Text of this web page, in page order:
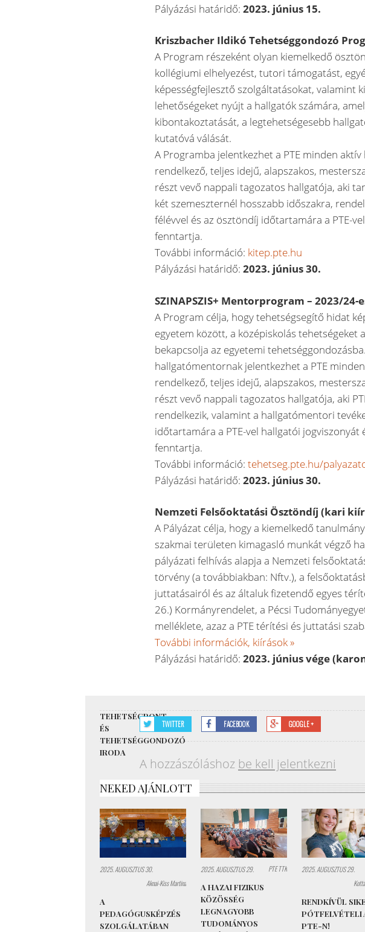
Pályázási határidő:2023. június 15.
Kriszbacher Ildikó Tehetséggondozó
A Program részeként olyan kiemelkedő
kollégiumi elhelyezést, tutori támogatást,
képességfejlesztő szolgáltatásokat, valamint
lehetőségeket nyújt a hallgatók számára,
kibontakoztatását, a legtehetségesebb
kutatóvá válását.
A Programba jelentkezhet a PTE minden
rendelkező, teljes idejű, alapszakos,
részt vevő nappali tagozatos hallgatója, aki
két szemeszternél hosszabb időszakra,
félévvel és az ösztöndíj időtartamára a PTE-
fenntartja.
További információ: kitep.pte.hu
Pályázási határidő:2023. június 30.
SZINAPSZIS+ Mentorprogram – 2023/24-
A Program célja, hogy tehetségsegítő hidat
egyetem között, a középiskolás tehetségeket
bekapcsolja az egyetemi
hallgatómentornak jelentkezhet a PTE
rendelkező, teljes idejű, alapszakos,
részt vevő nappali tagozatos hallgatója, aki
rendelkezik, valamint a hallgatómentori
időtartamára a PTE-vel hallgatói jogviszonyát
fenntartja.
További információ:tehetseg.pte.hu/
Pályázási határidő:2023. június 30.
Nemzeti Felsőoktatási Ösztöndíj (kari
A Pályázat célja, hogy a kiemelkedő
szakmai területen kimagasló munkát végző
pályázati felhívás alapja a Nemzeti
törvény (a továbbiakban: Nftv.), a
juttatásairól és az általuk fizetendő egyes
26.) Kormányrendelet, a Pécsi
melléklete, azaz a PTE térítési és juttatási
További információk, kiírások »
Pályázási határidő: 2023. június vége
TEHETSÉGPONT
ÉS
TEHETSÉGGONDOZÓ
IRODA
TWITTER FACEBOOK GOOGLE +
A hozzászóláshoz be kell jelentkezni
NEKED AJÁNLOTT
2025. AUGUSZTUS 30.
Aknai-Kiss Martina
A
PEDAGÓGUSKÉPZÉS
SZOLGÁLATÁBAN
2025. AUGUSZTUS 29. PTE TTK
A HAZAI FIZIKUS
KÖZÖSSÉG
LEGNAGYOBB
TUDOMÁNYOS
2025. AUGUSZTUS 29.
RENDKÍVÜL
PÓTFELVÉTELI
PTE-N!